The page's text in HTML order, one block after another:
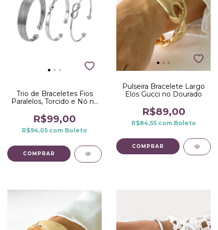
Trio de Braceletes Fios
Paralelos, Torcido e Nó no
R$99,00
R$94,05 com Boleto
Pulseira Bracelete Largo
Elos Gucci no Dourado
R$89,00
R$84,55 com Boleto